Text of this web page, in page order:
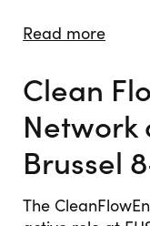
Read more
Clean
Network
Brussel
The